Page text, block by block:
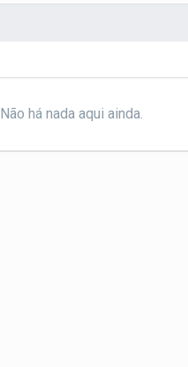
Não há nada aqui ainda.